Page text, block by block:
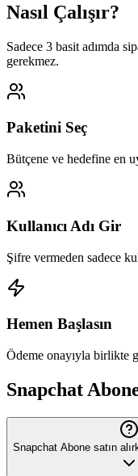
Nasıl Çalışır?
Sadece 3 basit adımda
gerekmez.
Paketini Seç
Bütçene ve hedefine en
Kullanıcı Adı Gir
Şifre vermeden sadece
Hemen Başlasın
Ödeme onayıyla birlikte
Snapchat
Snapchat Abone satın